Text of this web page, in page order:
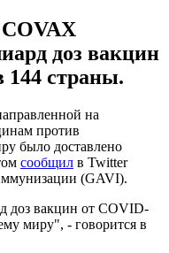
доз вакцин
144 страны.
на
против
было доставлено
сообщил в Twitter
(GAVI).
доз вакцин от COVID-
миру", - говорится в